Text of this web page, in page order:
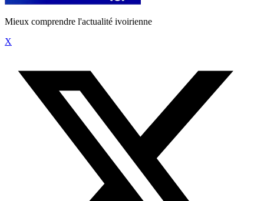
Mieux comprendre l'actualité ivoirienne
X